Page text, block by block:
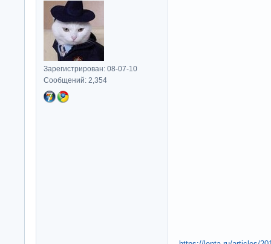
Зарегистрирован: 08-07-10
Сообщений: 2,354